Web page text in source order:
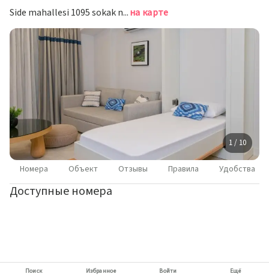
Side mahallesi 1095 sokak no:10/1, Манавгатна карте
1 / 10
Номера Объект Отзывы Правила Удобства
Доступные номера
Поиск Избранное Войти Ещё